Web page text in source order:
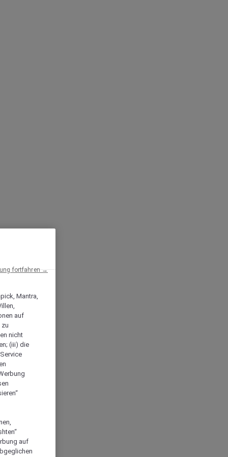
Mantra,
auf
zu
nicht
(iii) die
auf
fortfahren →